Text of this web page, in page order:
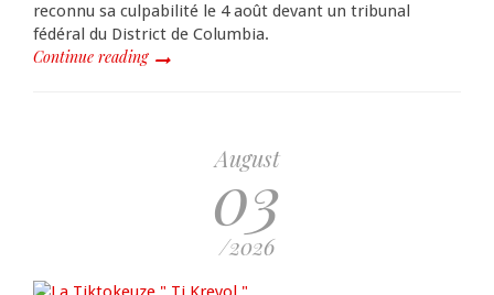
reconnu sa culpabilité le 4 août devant un tribunal
fédéral du District de Columbia.
Continue reading
August
03
/2026